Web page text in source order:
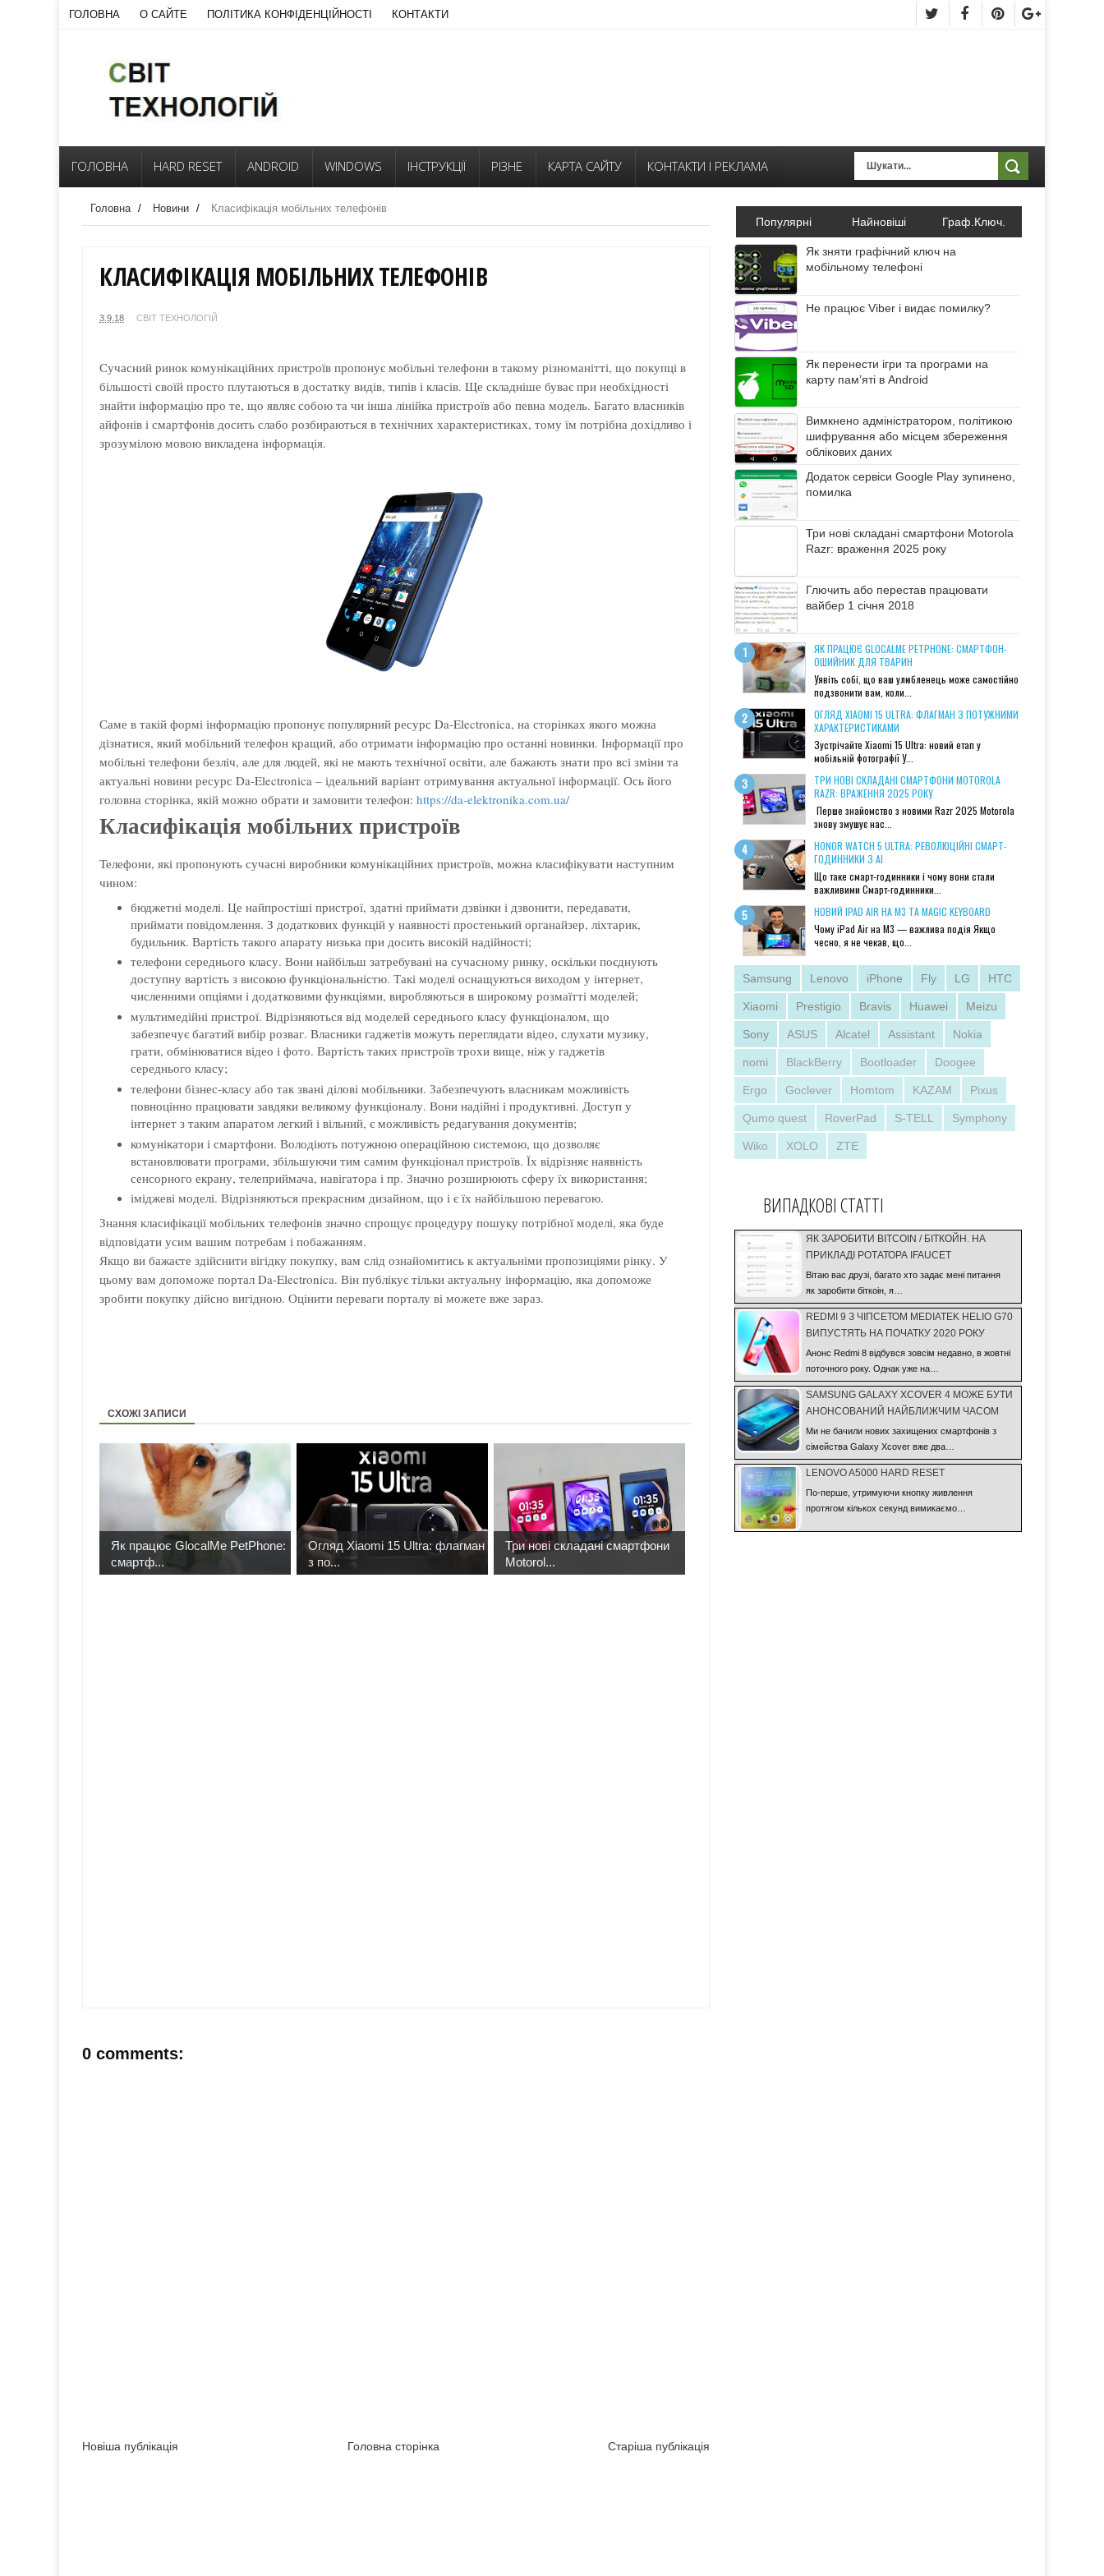
ГОЛОВНА О САЙТЕ ПОЛІТИКА КОНФІДЕНЦІЙНОСТІ КОНТАКТИ
ГОЛОВНА HARD RESET ANDROID WINDOWS ІНСТРУКЦІЇ РІЗНЕ КАРТА САЙТУ КОНТАКТИ І РЕКЛАМА
Головна / Новини / Класифікація мобільних телефонів
КЛАСИФІКАЦІЯ МОБІЛЬНИХ ТЕЛЕФОНІВ
3.9.18 СВІТ ТЕХНОЛОГІЙ
Сучасний ринок комунікаційних пристроїв пропонує мобільні телефони в такому різноманітті, що покупці в
більшості своїй просто плутаються в достатку видів, типів і класів. Ще складніше буває при необхідності
знайти інформацію про те, що являє собою та чи інша лінійка пристроїв або певна модель. Багато власників
айфонів і смартфонів досить слабо розбираються в технічних характеристиках, тому їм потрібна дохідливо і
зрозумілою мовою викладена інформація.
Саме в такій формі інформацію пропонує популярний ресурс Da-Electronica, на сторінках якого можна
дізнатися, який мобільний телефон кращий, або отримати інформацію про останні новинки. Інформації про
мобільні телефони безліч, але для людей, які не мають технічної освіти, але бажають знати про всі зміни та
актуальні новини ресурс Da-Electronica – ідеальний варіант отримування актуальної інформації. Ось його
головна сторінка, якій можно обрати и замовити телефон: https://da-elektronika.com.ua/
Класифікація мобільних пристроїв
Телефони, які пропонують сучасні виробники комунікаційних пристроїв, можна класифікувати наступним
чином:
бюджетні моделі. Це найпростіші пристрої, здатні приймати дзвінки і дзвонити, передавати,
приймати повідомлення. З додаткових функцій у наявності простенький органайзер, ліхтарик,
будильник. Вартість такого апарату низька при досить високій надійності;
телефони середнього класу. Вони найбільш затребувані на сучасному ринку, оскільки поєднують
доступну вартість з високою функціональністю. Такі моделі оснащуються виходом у інтернет,
численними опціями і додатковими функціями, виробляються в широкому розмаїтті моделей;
мультимедійні пристрої. Відрізняються від моделей середнього класу функціоналом, що
забезпечує багатий вибір розваг. Власники гаджетів можуть переглядати відео, слухати музику,
грати, обмінюватися відео і фото. Вартість таких пристроїв трохи вище, ніж у гаджетів
середнього класу;
телефони бізнес-класу або так звані ділові мобільники. Забезпечують власникам можливість
повноцінно працювати завдяки великому функціоналу. Вони надійні і продуктивні. Доступ у
інтернет з таким апаратом легкий і вільний, є можливість редагування документів;
комунікатори і смартфони. Володіють потужною операційною системою, що дозволяє
встановлювати програми, збільшуючи тим самим функціонал пристроїв. Їх відрізняє наявність
сенсорного екрану, телеприймача, навігатора і пр. Значно розширюють сферу їх використання;
іміджеві моделі. Відрізняються прекрасним дизайном, що і є їх найбільшою перевагою.
Знання класифікації мобільних телефонів значно спрощує процедуру пошуку потрібної моделі, яка буде
відповідати усим вашим потребам і побажанням.
Якщо ви бажаєте здійснити вігідку покупку, вам слід ознайомитись к актуальніми пропозиціями рінку. У
цьому вам допоможе портал Da-Electronica. Він публікує тільки актуальну інформацію, яка допоможе
зробити покупку дійсно вигідною. Оцінити переваги порталу ві можете вже зараз.
СХОЖІ ЗАПИСИ
Як працює GlocalMe PetPhone:
смартф...
Огляд Xiaomi 15 Ultra: флагман
з по...
Три нові складані смартфони
Motorol...
0 comments:
Новіша публікація Старіша публікація
Головна сторінка
Популярні Найновіші Граф.Ключ.
Як зняти графічний ключ на
мобільному телефоні
Не працює Viber і видає помилку?
Як перенести ігри та програми на
карту пам’яті в Android
Вимкнено адміністратором, політикою
шифрування або місцем збереження
облікових даних
Додаток сервіси Google Play зупинено,
помилка
Три нові складані смартфони Motorola
Razr: враження 2025 року
Глючить або перестав працювати
вайбер 1 січня 2018
ЯК ПРАЦЮЄ GLOCALME PETPHONE: СМАРТФОН-
ОШИЙНИК ДЛЯ ТВАРИН
Уявіть собі, що ваш улюбленець може самостійно
подзвонити вам, коли...
ОГЛЯД XIAOMI 15 ULTRA: ФЛАГМАН З ПОТУЖНИМИ
ХАРАКТЕРИСТИКАМИ
Зустрічайте Xiaomi 15 Ultra: новий етап у
мобільній фотографії У...
ТРИ НОВІ СКЛАДАНІ СМАРТФОНИ MOTOROLA
RAZR: ВРАЖЕННЯ 2025 РОКУ
Перше знайомство з новими Razr 2025 Motorola
знову змушує нас...
HONOR WATCH 5 ULTRA: РЕВОЛЮЦІЙНІ СМАРТ-
ГОДИННИКИ З AI
Що таке смарт-годинники і чому вони стали
важливими Смарт-годинники...
НОВИЙ IPAD AIR НА M3 ТА MAGIC KEYBOARD
Чому iPad Air на M3 — важлива подія Якщо
чесно, я не чекав, що...
Samsung Lenovo iPhone Fly LG HTC
Xiaomi Prestigio Bravis Huawei Meizu
Sony ASUS Alcatel Assistant Nokia
nomi BlackBerry Bootloader Doogee
Ergo Goclever Homtom KAZAM Pixus
Qumo quest RoverPad S-TELL Symphony
Wiko XOLO ZTE
ВИПАДКОВІ СТАТТІ
ЯК ЗАРОБИТИ BITCOIN / БІТКОЙН. НА
ПРИКЛАДІ РОТАТОРА IFAUCET
Вітаю вас друзі, багато хто задає мені питання
як заробити біткоін, я…
REDMI 9 З ЧІПСЕТОМ MEDIATEK HELIO G70
ВИПУСТЯТЬ НА ПОЧАТКУ 2020 РОКУ
Анонс Redmi 8 відбувся зовсім недавно, в жовтні
поточного року. Однак уже на…
SAMSUNG GALAXY XCOVER 4 МОЖЕ БУТИ
АНОНСОВАНИЙ НАЙБЛИЖЧИМ ЧАСОМ
Ми не бачили нових захищених смартфонів з
сімейства Galaxy Xcover вже два…
LENOVO A5000 HARD RESET
По-перше, утримуючи кнопку живлення
протягом кількох секунд вимикаємо…